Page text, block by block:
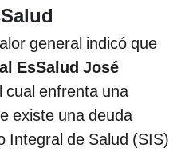
general indicó que
EsSalud José
cual enfrenta una
existe una deuda
Integral de Salud (SIS)